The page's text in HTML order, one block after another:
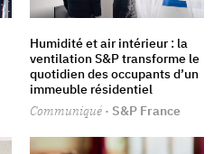
Humidité et air intérieur : la
ventilation S&P transforme le
quotidien des occupants d’un
immeuble résidentiel
Communiqué · S&P France